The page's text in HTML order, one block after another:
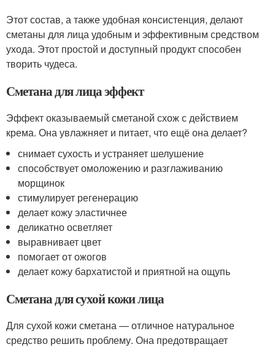
Этот состав, а также удобная консистенция, делают
сметаны для лица удобным и эффективным средством
ухода. Этот простой и доступный продукт способен
творить чудеса.
Сметана для лица эффект
Эффект оказываемый сметаной схож с действием
крема. Она увлажняет и питает, что ещё она делает?
снимает сухость и устраняет шелушение
способствует омоложению и разглаживанию
морщинок
стимулирует регенерацию
делает кожу эластичнее
деликатно осветляет
выравнивает цвет
помогает от ожогов
делает кожу бархатистой и приятной на ощупь
Сметана для сухой кожи лица
Для сухой кожи сметана — отличное натуральное
средство решить проблему. Она предотвращает